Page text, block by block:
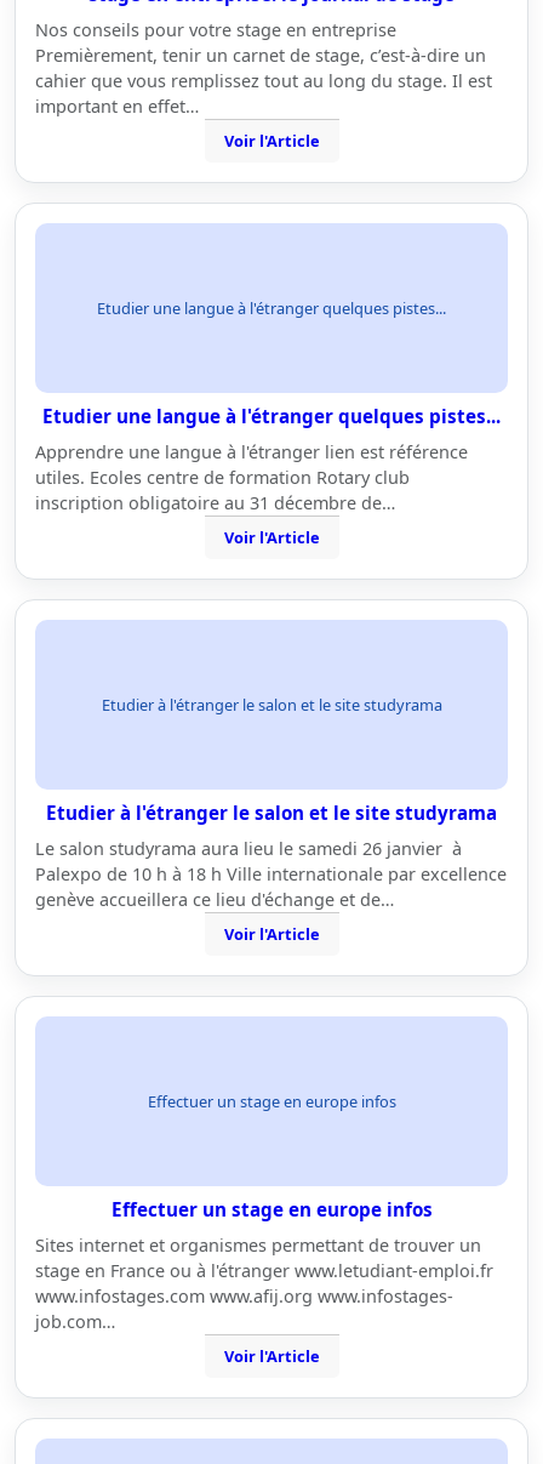
Nos conseils pour votre stage en entreprise
Premièrement, tenir un carnet de stage, c’est-à-dire un
cahier que vous remplissez tout au long du stage. Il est
important en effet…
Voir l'Article
Etudier une langue à l'étranger quelques pistes...
Etudier une langue à l'étranger quelques pistes...
Apprendre une langue à l'étranger lien est référence
utiles. Ecoles centre de formation Rotary club
inscription obligatoire au 31 décembre de…
Voir l'Article
Etudier à l'étranger le salon et le site studyrama
Etudier à l'étranger le salon et le site studyrama
Le salon studyrama aura lieu le samedi 26 janvier à
Palexpo de 10 h à 18 h Ville internationale par excellence
genève accueillera ce lieu d'échange et de…
Voir l'Article
Effectuer un stage en europe infos
Effectuer un stage en europe infos
Sites internet et organismes permettant de trouver un
stage en France ou à l'étranger www.letudiant-emploi.fr
www.infostages.com www.afij.org www.infostages-
job.com…
Voir l'Article